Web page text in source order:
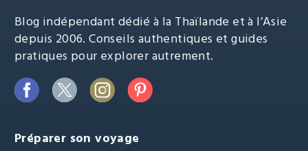
Blog indépendant dédié à la Thaïlande et à l’Asie
depuis 2006. Conseils authentiques et guides
pratiques pour explorer autrement.
Préparer son voyage